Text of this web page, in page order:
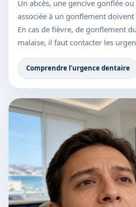
Un abcès, une gencive gonflée
associée à un gonflement
En cas de fièvre, de gonflement
malaise, il faut contacter les
Comprendre l’urgence dentaire